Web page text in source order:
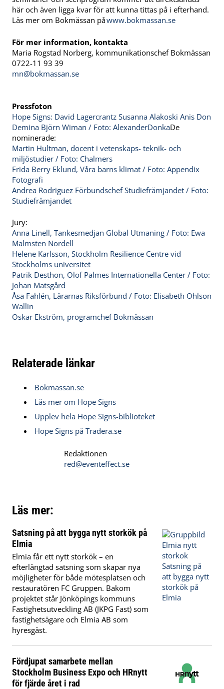
här och även ligga kvar för att kunna tittas på i efterhand.
Läs mer om Bokmässan påwww.bokmassan.se
För mer information, kontakta
Maria Rogstad Norberg, kommunikationschef Bokmässan
0722-11 93 39
mn@bokmassan.se
Pressfoton
Hope Signs: David Lagercrantz Susanna Alakoski Anis Don
Demina Björn Wiman / Foto: AlexanderDonkaDe
nominerade:
Martin Hultman, docent i vetenskaps- teknik- och
miljöstudier / Foto: Chalmers
Frida Berry Eklund, Våra barns klimat / Foto: Appendix
Fotografi
Andrea Rodriguez Förbundschef Studiefrämjandet / Foto:
Studiefrämjandet
Jury:
Anna Linell, Tankesmedjan Global Utmaning / Foto: Ewa
Malmsten Nordell
Helene Karlsson, Stockholm Resilience Centre vid
Stockholms universitet
Patrik Desthon, Olof Palmes Internationella Center / Foto:
Johan Matsgård
Åsa Fahlén, Lärarnas Riksförbund / Foto: Elisabeth Ohlson
Wallin
Oskar Ekström, programchef Bokmässan
Relaterade länkar
Bokmassan.se
Läs mer om Hope Signs
Upplev hela Hope Signs-biblioteket
Hope Signs på Tradera.se
Redaktionen
red@eventeffect.se
Läs mer:
Satsning på att bygga nytt storkök på
Elmia
Elmia får ett nytt storkök – en
efterlängtad satsning som skapar nya
möjligheter för både mötesplatsen och
restauratören FC Gruppen. Bakom
projektet står Jönköpings kommuns
Fastighetsutveckling AB (JKPG Fast) som
fastighetsägare och Elmia AB som
hyresgäst.
Fördjupat samarbete mellan
Stockholm Business Expo och HRnytt
för fjärde året i rad